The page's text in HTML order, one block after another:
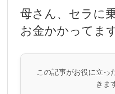
母さん、セラに
お金かかってま
この記事がお役に立っ
きま